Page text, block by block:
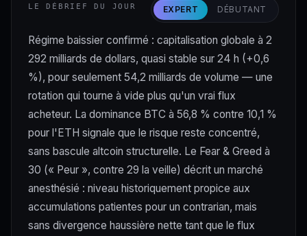
LE DÉBRIEF DU JOUR EXPERT DÉBUTANT
Régime baissier confirmé : capitalisation globale à 2
292 milliards de dollars, quasi stable sur 24 h (+0,6
%), pour seulement 54,2 milliards de volume — une
rotation qui tourne à vide plus qu'un vrai flux
acheteur. La dominance BTC à 56,8 % contre 10,1 %
pour l'ETH signale que le risque reste concentré,
sans bascule altcoin structurelle. Le Fear & Greed à
30 (« Peur », contre 29 la veille) décrit un marché
anesthésié : niveau historiquement propice aux
accumulations patientes pour un contrarian, mais
sans divergence haussière nette tant que le flux